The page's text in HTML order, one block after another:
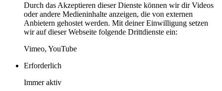
Durch das Akzeptieren dieser Dienste können wir dir Videos
oder andere Medieninhalte anzeigen, die von externen
Anbietern gehostet werden. Mit deiner Einwilligung setzen
wir auf dieser Webseite folgende Drittdienste ein:
Vimeo, YouTube
Erforderlich
Immer aktiv